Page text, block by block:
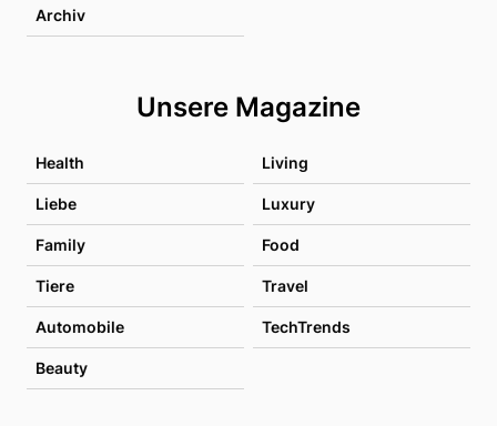
Archiv
Unsere Magazine
Health Living
Liebe Luxury
Family Food
Tiere Travel
Automobile TechTrends
Beauty